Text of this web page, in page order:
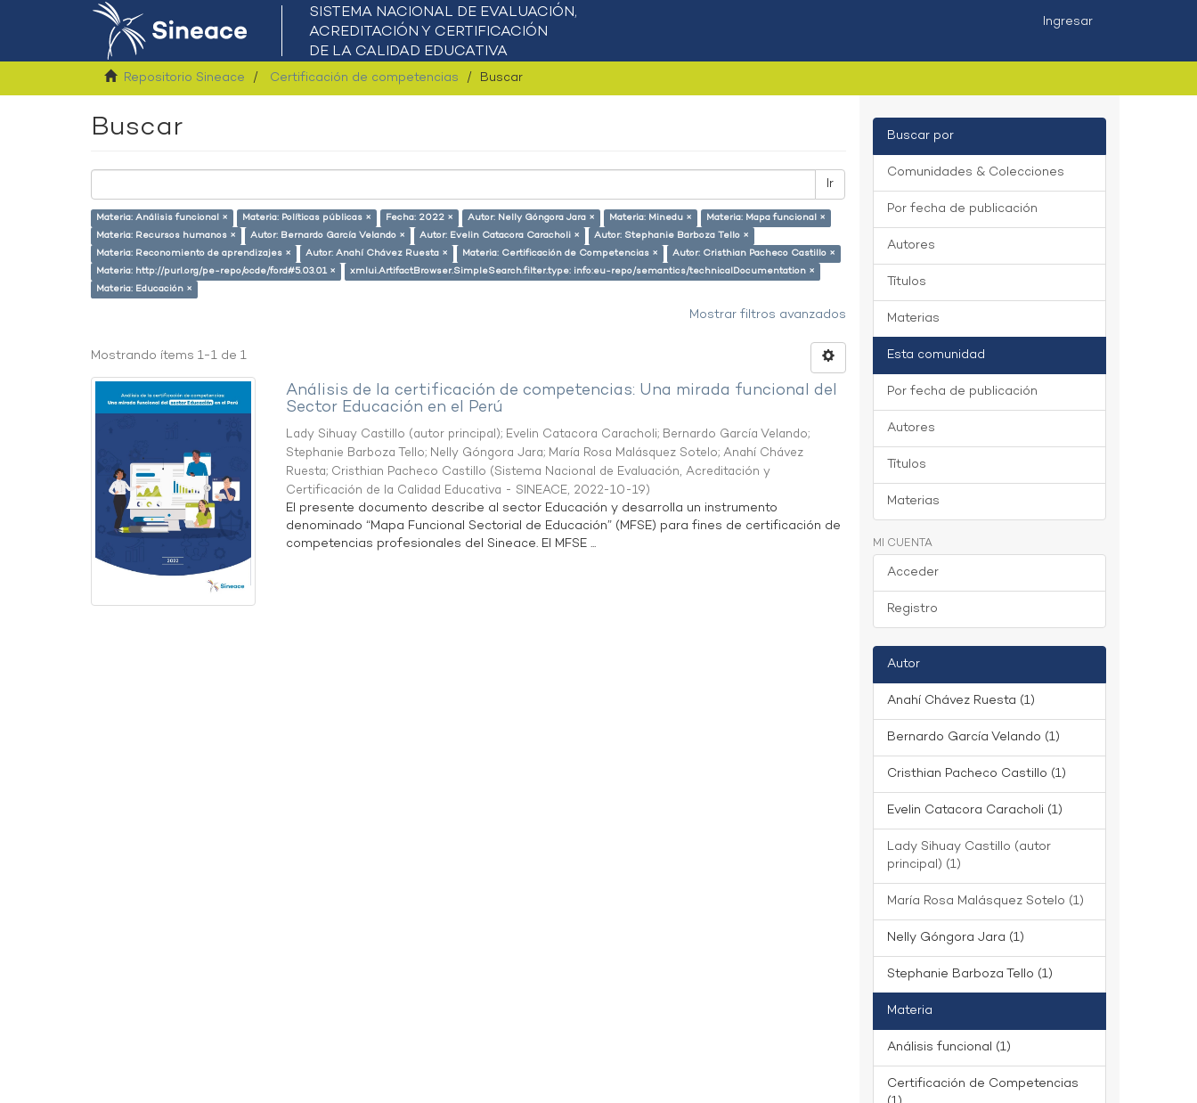
Ingresar
Repositorio Sineace Certificación de competencias Buscar
Buscar
Ir
Materia: Análisis funcional × Materia: Políticas públicas × Fecha: 2022 × Autor: Nelly Góngora Jara × Materia: Minedu ×
Materia: Mapa funcional ×
Materia: Recursos humanos ×
Autor: Bernardo García Velando × Autor: Evelin Catacora Caracholi ×
Autor: Stephanie Barboza Tello ×
Materia: Reconomiento de aprendizajes ×
Autor: Anahí Chávez Ruesta × Materia: Certificación de Competencias ×
Autor: Cristhian Pacheco Castillo ×
Materia: http://purl.org/pe-repo/ocde/ford#5.03.01 ×
xmlui.ArtifactBrowser.SimpleSearch.filter.type: info:eu-repo/semantics/technicalDocumentation ×
Materia: Educación ×
Mostrar filtros avanzados
Mostrando ítems 1-1 de 1
Análisis de la certificación de competencias: Una mirada funcional del
Sector Educación en el Perú
Lady Sihuay Castillo (autor principal); Evelin Catacora Caracholi; Bernardo García Velando;
Stephanie Barboza Tello; Nelly Góngora Jara; María Rosa Malásquez Sotelo;Anahí Chávez
Ruesta; Cristhian Pacheco Castillo (Sistema Nacional de Evaluación, Acreditación y
Certificación de la Calidad Educativa - SINEACE, 2022-10-19)
El presente documento describe al sector Educación y desarrolla un instrumento
denominado “Mapa Funcional Sectorial de Educación” (MFSE) para fines de certificación de
competencias profesionales del Sineace. El MFSE ...
Buscar por
Comunidades & Colecciones
Por fecha de publicación
Autores
Títulos
Materias
Esta comunidad
Por fecha de publicación
Autores
Títulos
Materias
MI CUENTA
Acceder
Registro
Autor
Anahí Chávez Ruesta (1)
Bernardo García Velando (1)
Cristhian Pacheco Castillo (1)
Evelin Catacora Caracholi (1)
Lady Sihuay Castillo (autor
principal) (1)
María Rosa Malásquez Sotelo (1)
Nelly Góngora Jara (1)
Stephanie Barboza Tello (1)
Materia
Análisis funcional (1)
Certificación de Competencias